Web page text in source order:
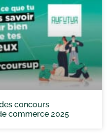
concours
commerce 2025